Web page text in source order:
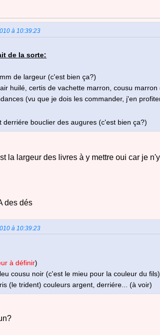
à 10:39:23
de la sorte:
de largeur (c'est bien ça?)
huilé, certis de vachette marron, cousu
(vu que je dois les commander, j'en
derriére bouclier des augures (c'est bien ça?)
la largeur des livres à y mettre oui car je
des dés
à 10:39:23
à définir)
cousu noir (c'est le mieu pour la couleur du fils)
(le trident) couleurs argent, derriére... (à voir)